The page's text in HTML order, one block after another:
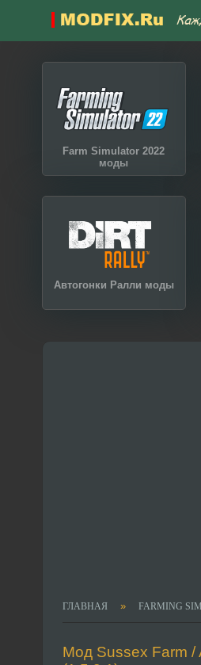
Farm Simulator 2022
моды
Автогонки Ралли моды
ГЛАВНАЯ » FARMING
Мод Sussex Farm /